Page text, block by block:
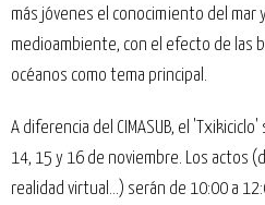
más jóvenes el conocimiento del mar
medioambiente, con el efecto de las
océanos como tema principal.
A diferencia del CIMASUB, el
14, 15 y 16 de noviembre. Los actos
realidad virtual…) serán de 10:00 a